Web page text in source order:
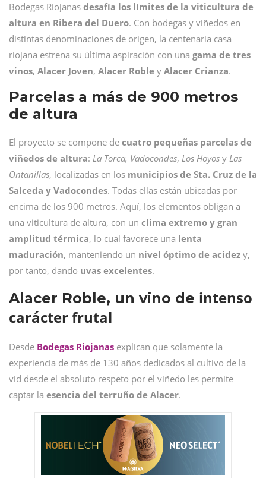
Bodegas Riojanas desafía los límites de la viticultura de
altura en Ribera del Duero. Con bodegas y viñedos en
distintas denominaciones de origen, la centenaria casa
riojana estrena su última aspiración con una gama de tres
vinos, Alacer Joven, Alacer Roble y Alacer Crianza.
Parcelas a más de 900 metros
de altura
El proyecto se compone de cuatro pequeñas parcelas de
viñedos de altura: La Torca, Vadocondes, Los Hoyos y Las
Ontanillas, localizadas en los municipios de Sta. Cruz de la
Salceda y Vadocondes. Todas ellas están ubicadas por
encima de los 900 metros. Aquí, los elementos obligan a
una viticultura de altura, con un clima extremo y gran
amplitud térmica, lo cual favorece una lenta
maduración, manteniendo un nivel óptimo de acidez y,
por tanto, dando uvas excelentes.
Alacer Roble, un vino de intenso
carácter frutal
Desde Bodegas Riojanas explican que solamente la
experiencia de más de 130 años dedicados al cultivo de la
vid desde el absoluto respeto por el viñedo les permite
captar la esencia del terruño de Alacer.